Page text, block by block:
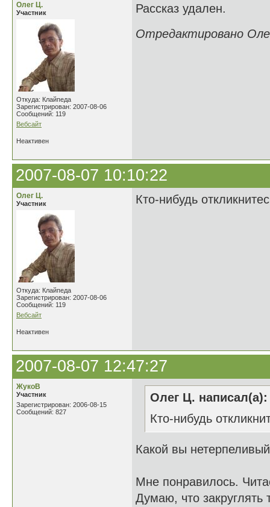
Олег Ц.
Участник
Откуда: Клайпеда
Зарегистрирован: 2007-08-06
Сообщений: 119
Вебсайт
Рассказ удален.
Отредактировано
Неактивен
2007-08-07 10:10:22
Олег Ц.
Участник
Откуда: Клайпеда
Зарегистрирован: 2007-08-06
Сообщений: 119
Вебсайт
Кто-нибудь
Неактивен
2007-08-07 12:47:27
ЖукоВ
Участник
Зарегистрирован: 2006-08-15
Сообщений: 827
Олег Ц. написал(а):
Кто-нибудь
Какой вы
Мне понравилось.
Думаю, что закруглять